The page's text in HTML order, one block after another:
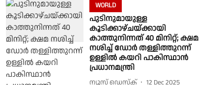
WORLD
പുടിനുമായുള്ള
കൂടിക്കാഴ്ചയ്ക്കായി
കാത്തുനിന്നത് 40 മിനിറ്റ്; ക്ഷമ
നശിച്ച് ഡോർ തള്ളിത്തുറന്ന്
ഉള്ളിൽ കയറി പാകിസ്ഥാൻ
പ്രധാനമന്ത്രി
ന്യൂസ് ഡെസ്ക്
12 Dec 2025